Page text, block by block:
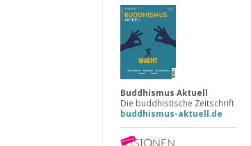
Buddhismus Aktuell
Die buddhistische Zeitschrift
buddhismus-aktuell.de